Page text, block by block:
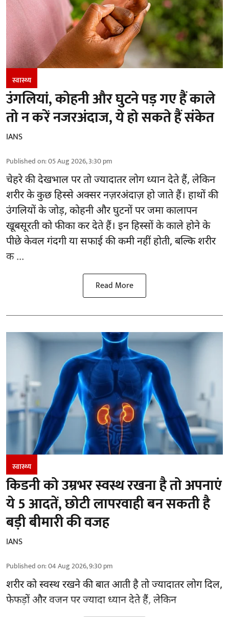
स्वास्थ्य
उंगलियां, कोहनी और घुटने पड़ गए हैं काले
तो न करें नजरअंदाज, ये हो सकते हैं संकेत
IANS
Published on:05 Aug 2026, 3:30 pm
चेहरे की देखभालपर तो ज्यादातर लोग ध्यान देते हैं, लेकिन
शरीर के कुछ हिस्से अक्सर नज़रअंदाज़ हो जाते हैं। हाथों की
उंगलियों के जोड़, कोहनी और घुटनों पर जमा कालापन
खूबसूरती को फीका कर देते हैं। इन हिस्सों के काले होने के
पीछे केवल गंदगी या सफाई की कमी नहीं होती, बल्कि शरीर
क ...
Read More
स्वास्थ्य
किडनी को उम्रभर स्वस्थ रखना है तो अपनाएं
ये 5 आदतें, छोटी लापरवाही बन सकती है
बड़ी बीमारी की वजह
IANS
Published on:04 Aug 2026, 9:30 pm
शरीर को स्वस्थ रखने की बात आती है तो ज्यादातर लोग दिल,
फेफड़ों और वजन पर ज्यादा ध्यान देते हैं, लेकिन